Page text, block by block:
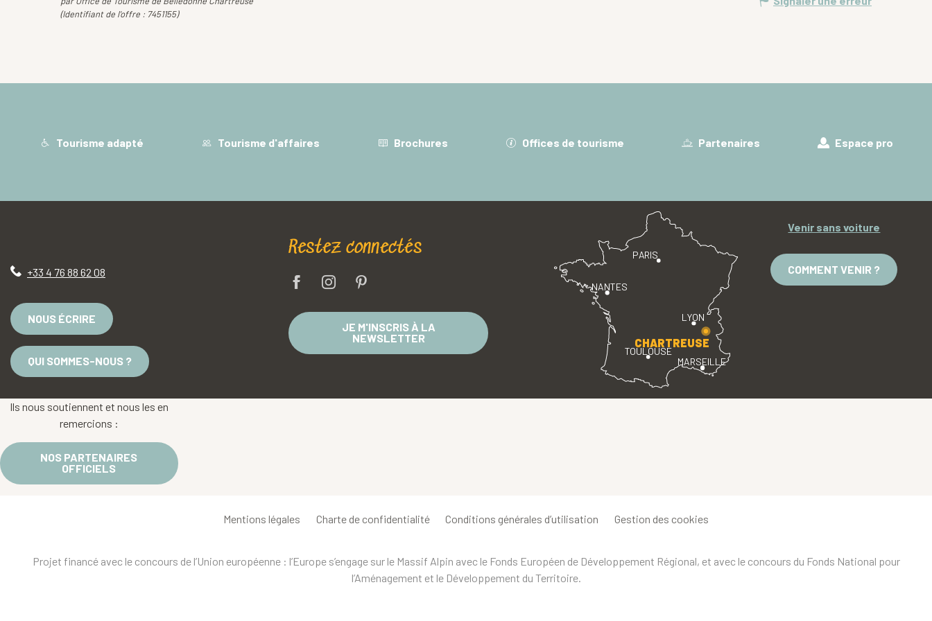
(Identifiant de l'offre : 7451155)
Tourisme adapté Tourisme d'affaires Brochures Offices de tourisme Partenaires Espace pro
+33 4 76 88 62 08
NOUS ÉCRIRE
QUI SOMMES-NOUS ?
Restez connectés
JE M'INSCRIS À LA
NEWSLETTER
PARIS
LYON
TOULOUSE
MARSEILLE
NANTES
CHARTREUSE
Venir sans voiture
COMMENT VENIR ?
Ils nous soutiennent et nous les en
remercions :
NOS PARTENAIRES
OFFICIELS
Mentions légales Charte de confidentialité Conditions générales d’utilisation Gestion des cookies
Projet financé avec le concours de l’Union européenne : l’Europe s’engage sur le Massif Alpin avec le Fonds Européen de Développement Régional, et avec le concours du Fonds National pour
l’Aménagement et le Développement du Territoire.